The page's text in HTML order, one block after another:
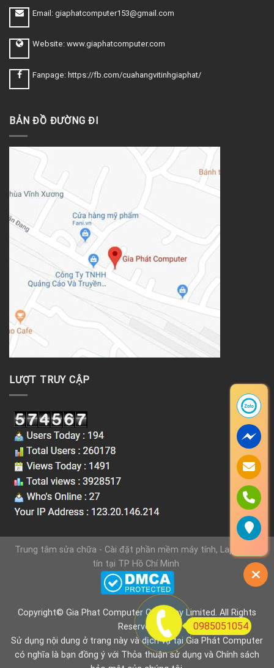
Email: giaphatcomputer153@gmail.com
Website: www.giaphatcomputer.com
Fanpage: https://fb.com/cuahangvitinhgiaphat/
BẢN ĐỒ ĐƯỜNG ĐI
LƯỢT TRUY CẬP
Trung tâm sửa chữa - Cài đặt phần mềm máy tính, Laptop uy
tín tại TP Hồ Chí Minh
Copyright© Gia Phat Computer Company Limited. All Rights
Reserved.
Sử dụng nội dung ở trang này và dịch vụ tại Gia Phát Computer
có nghĩa là bạn đồng ý với Thỏa thuận sử dụng và Chính sách
0985051054